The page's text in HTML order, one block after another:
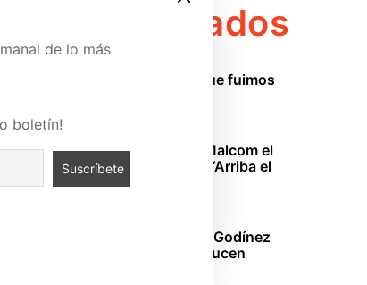
Destacados
1986: El año que fuimos
El regreso de Malcom el
de en medio o “Arriba el
TDA”
La oficina: Los Godínez
mexicanos se lucen
y conoce
apoyarnos
de lo más
boletín!